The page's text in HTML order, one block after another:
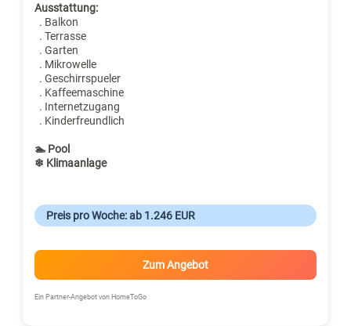
Ausstattung:
. Balkon
. Terrasse
. Garten
. Mikrowelle
. Geschirrspueler
. Kaffeemaschine
. Internetzugang
. Kinderfreundlich
🏊 Pool
❄ Klimaanlage
Preis pro Woche: ab 1.246 EUR
Zum Angebot
Ein Partner-Angebot von HomeToGo